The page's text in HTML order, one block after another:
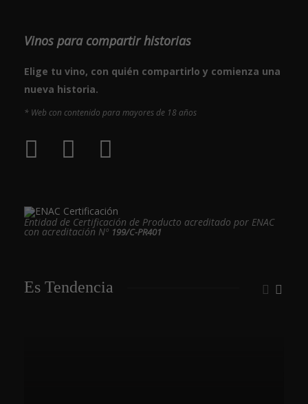
Vinos para compartir historias
Elige tu vino, con quién compartirlo y comienza una
nueva historia.
* Web con contenido para mayores de 18 años
Entidad de Certificación de Producto acreditado por ENAC
con acreditación Nº 199/C-PR401
Es Tendencia